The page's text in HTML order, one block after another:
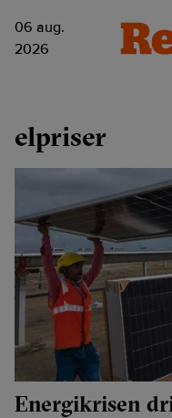
06 aug.
2026
elpriser
Energikrisen